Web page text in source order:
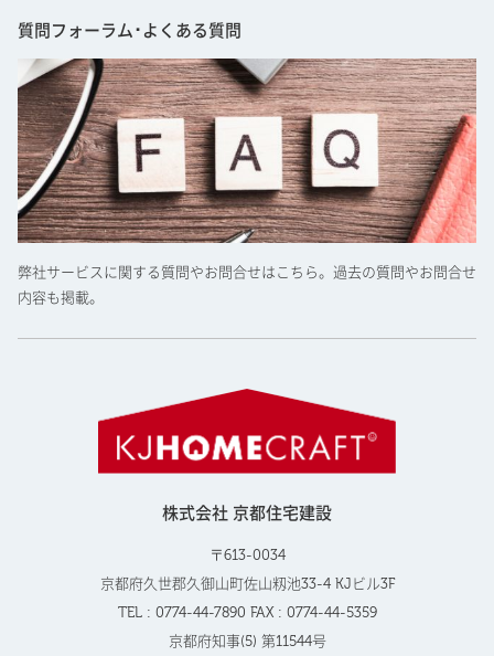
質問フォーラム･よくある質問
弊社サービスに関する質問やお問合せはこちら。過去の質問やお問合せ
内容も掲載。
株式会社 京都住宅建設
〒613-0034
京都府久世郡久御山町佐山籾池33-4 KJビル3F
TEL : 0774-44-7890 FAX : 0774-44-5359
京都府知事(5) 第11544号